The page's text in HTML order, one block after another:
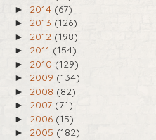
► 2014 (67)
► 2013 (126)
► 2012 (198)
► 2011 (154)
► 2010 (129)
► 2009 (134)
► 2008 (82)
► 2007 (71)
► 2006 (15)
► 2005 (182)